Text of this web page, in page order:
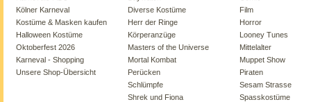
Kölner Karneval
Kostüme & Masken kaufen
Halloween Kostüme
Oktoberfest 2026
Karneval - Shopping
Unsere Shop-Übersicht
Diverse Kostüme
Film
Herr der Ringe
Horror
Körperanzüge
Looney Tunes
Masters of the Universe
Mittelalter
Mortal Kombat
Muppet Show
Perücken
Piraten
Schlümpfe
Sesam Strasse
Shrek und Fiona
Spasskostüme